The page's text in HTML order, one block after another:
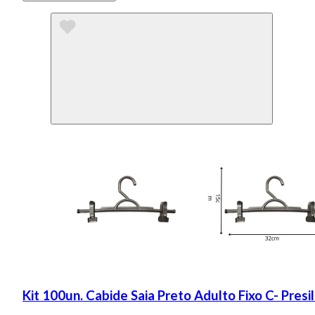
Kit 100un. Cabide Saia Preto Adulto Fixo C-